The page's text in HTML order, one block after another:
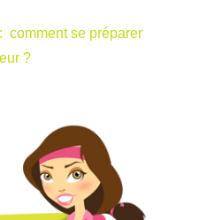
comment se préparer
?